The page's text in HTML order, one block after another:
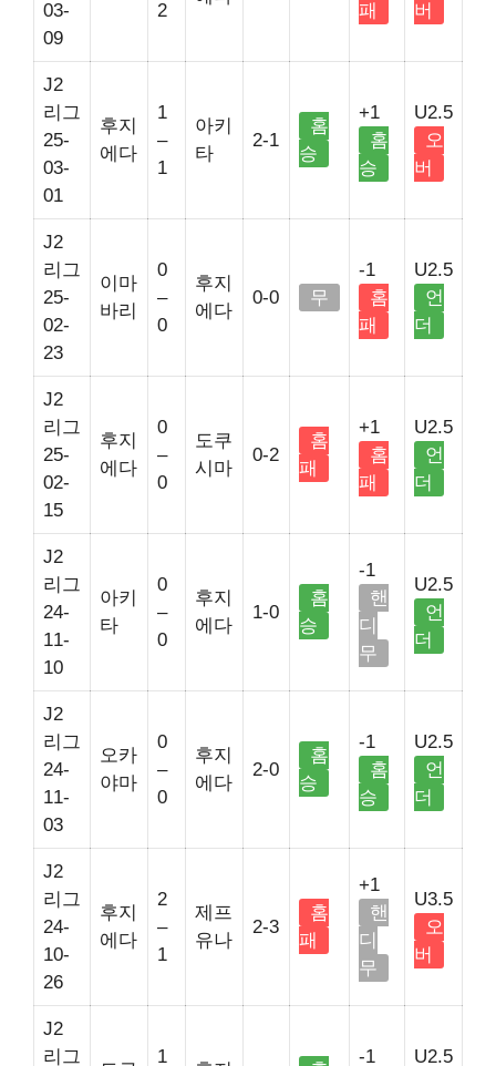
03-
09
2
패
버
J2
리그
25-
03-
01
후지
에다
1
–
1
아키
타
2-1
홈
승
+1
홈
승
U2.5
오
버
J2
리그
25-
02-
23
이마
바리
0
–
0
후지
에다
0-0 무
-1
홈
패
U2.5
언
더
J2
리그
25-
02-
15
후지
에다
0
–
0
도쿠
시마
0-2
홈
패
+1
홈
패
U2.5
언
더
J2
리그
24-
11-
10
아키
타
0
–
0
후지
에다
1-0
홈
승
-1
핸
디
무
U2.5
언
더
J2
리그
24-
11-
03
오카
야마
0
–
0
후지
에다
2-0
홈
승
-1
홈
승
U2.5
언
더
J2
리그
24-
10-
26
후지
에다
2
–
1
제프
유나
2-3
홈
패
+1
핸
디
무
U3.5
오
버
J2
리그
1 -1 U2.5